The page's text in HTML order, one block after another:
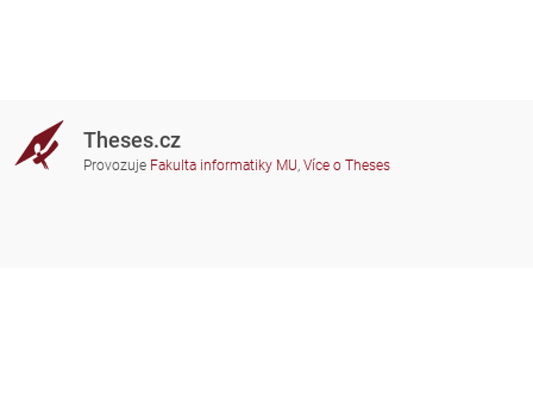
Theses.cz
Provozuje Fakulta informatiky MU, Více o Theses